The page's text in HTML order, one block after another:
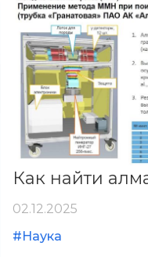
02.12.2025
#Наука